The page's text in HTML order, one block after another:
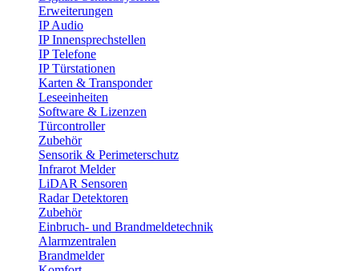
Erweiterungen
IP Audio
IP Innensprechstellen
IP Telefone
IP Türstationen
Karten & Transponder
Leseeinheiten
Software & Lizenzen
Türcontroller
Zubehör
Sensorik & Perimeterschutz
Infrarot Melder
LiDAR Sensoren
Radar Detektoren
Zubehör
Einbruch- und Brandmeldetechnik
Alarmzentralen
Brandmelder